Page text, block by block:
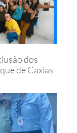
dos
de Caxias